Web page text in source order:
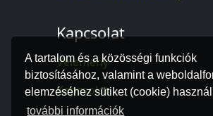
A tartalom és a közösségi funkciók
biztosításához, valamint a
elemzéséhez sütiket (cookie)
további információk
Kapcsolat
Vélemény
Kapcsolat